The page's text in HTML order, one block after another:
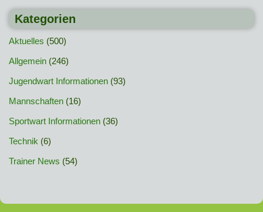
Kategorien
Aktuelles (500)
Allgemein (246)
Jugendwart Informationen (93)
Mannschaften (16)
Sportwart Informationen (36)
Technik (6)
Trainer News (54)